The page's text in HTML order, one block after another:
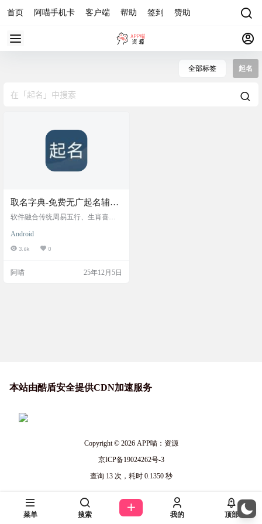
首页 阿喵手机卡 客户端 帮助 签到 赞助
全部标签 起名
取名字典-免费无广起名辅助
工具，覆盖新生儿取名、成
称创作等多元场景
软件融合传统周易五行、生肖喜忌
字库，含诗词典籍优质用字。支持
按性别、字数、五行、寓意等智能
收藏对比候选名。界面简洁易操
Android
3.6k 0
阿喵 25年12月5日
本站由酷盾安全提供CDN加速服务
Copyright © 2026APP喵：资源
京ICP备19024262号-3
查询 13 次，耗时 0.1350 秒
菜单 搜索 我的 顶部